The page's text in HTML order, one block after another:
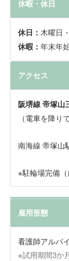
休暇・休日
休日： 木曜日
休暇： 年末年
アクセス
阪堺線 帝塚山
（電車を降り
南海線 帝塚山
※駐輪場完備（
雇用形態
看護師アルバ
※試用期間3か